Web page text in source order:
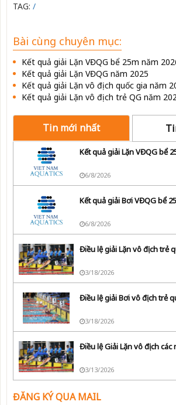
TAG: /
Bài cùng chuyên mục:
Kết quả giải Lặn VĐQG bể 25m năm
Kết quả giải Lặn VĐQG năm 2025
Kết quả giải Lặn vô địch quốc gia năm
Kết quả giải Lặn vô địch trẻ QG năm
Tin mới nhất
Kết quả giải Lặn VĐQG bể
6/8/2026
Kết quả giải Bơi VĐQG bể
6/8/2026
Điều lệ giải Lặn vô địch trẻ
3/18/2026
Điều lệ giải Bơi vô địch trẻ
3/18/2026
3/13/2026
ĐĂNG KÝ QUA MAIL